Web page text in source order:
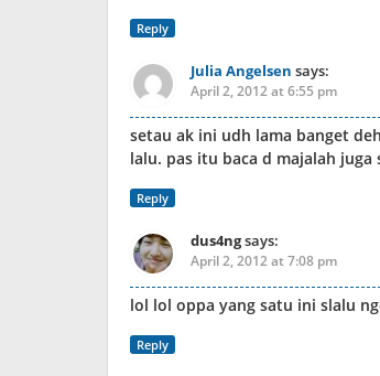
Reply
Julia Angelsen says:
April 2, 2012 at 6:55 pm
setau ak ini udh lama banget
lalu. pas itu baca d majalah
Reply
dus4ngsays:
April 2, 2012 at 7:08 pm
lol lol oppa yang satu ini slalu
Reply